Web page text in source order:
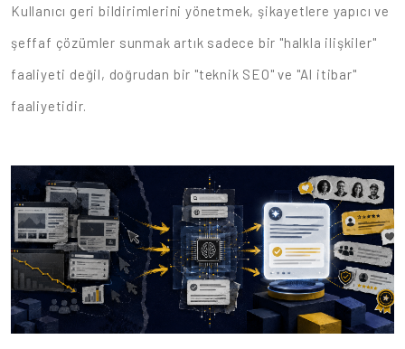
Kullanıcı geri bildirimlerini yönetmek, şikayetlere yapıcı ve
şeffaf çözümler sunmak artık sadece bir "halkla ilişkiler"
faaliyeti değil, doğrudan bir "teknik SEO" ve "AI itibar"
faaliyetidir.